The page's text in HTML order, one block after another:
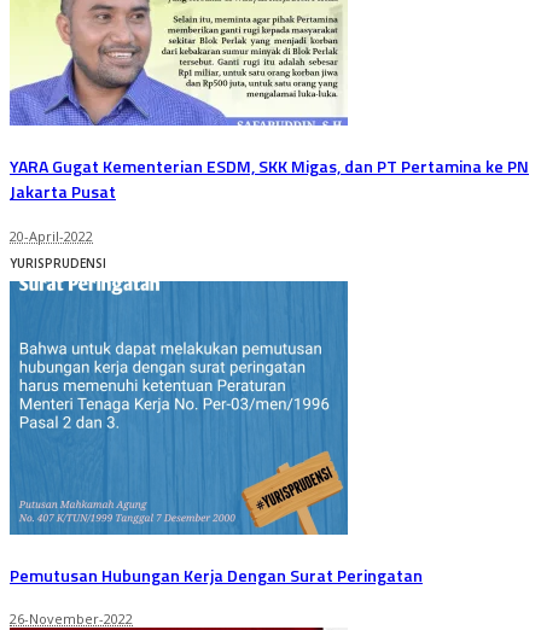
YARA Gugat Kementerian ESDM, SKK Migas, dan PT Pertamina ke PN
Jakarta Pusat
20-April-2022
YURISPRUDENSI
Pemutusan Hubungan Kerja Dengan Surat Peringatan
26-November-2022